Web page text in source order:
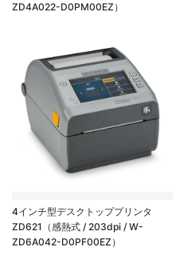
ZD4A022-D0PM00EZ）
4インチ型デスクトッププリンタ
ZD621（感熱式 / 203dpi / W-
ZD6A042-D0PF00EZ）